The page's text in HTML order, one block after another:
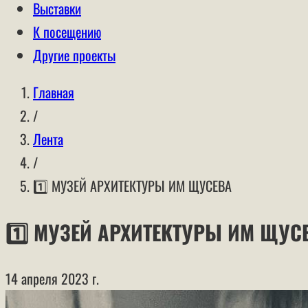
Выставки
К посещению
Другие проекты
Главная
/
Лента
/
1️⃣ МУЗЕЙ АРХИТЕКТУРЫ ИМ ЩУСЕВА
1️⃣ МУЗЕЙ АРХИТЕКТУРЫ ИМ
14 апреля 2023 г.